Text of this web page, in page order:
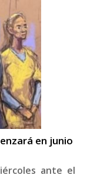
en junio
ante el